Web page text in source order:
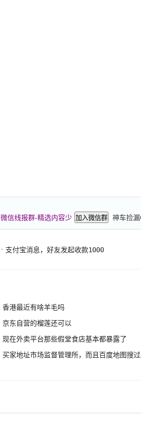
微信线报群-精选内容少 加入微信群 神车捡
支付宝消息，好友发起收款1000
香港最近有啥羊毛吗
京东自营的榴莲还可以
现在外卖平台那些假堂食店基本都暴露了
买家地址市场监督管理所，而且百度地图搜